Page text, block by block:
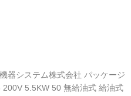
器システム株式会社 パッケージ
5.5KW 50 無給油式 給油式